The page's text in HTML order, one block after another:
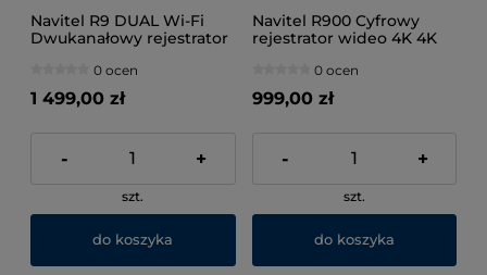
Navitel R9 DUAL Wi-Fi
Dwukanałowy rejestrator
Dashcam0 ocen
1 499,00 zł
- +
szt.
do koszyka
Navitel R900 Cyfrowy
rejestrator wideo 4K 4K
0 ocen
999,00 zł
- +
szt.
do koszyka